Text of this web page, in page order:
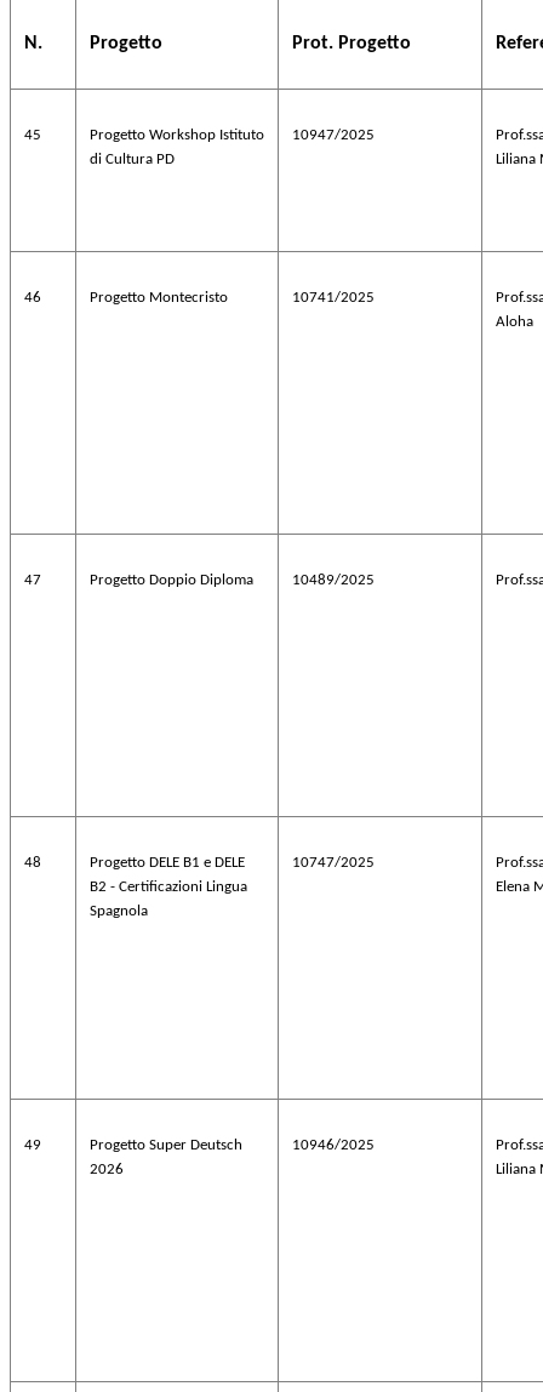
N. Progetto Prot. Progetto
45
Progetto Workshop Istituto
di Cultura PD
10947/2025
Liliana
46 Progetto Montecristo 10741/2025
Aloha
47 Progetto Doppio Diploma 10489/2025
48
Progetto DELE B1 e DELE
B2 - Certificazioni Lingua
Spagnola
10747/2025
Elena
49
Progetto Super Deutsch
2026
10946/2025
Liliana